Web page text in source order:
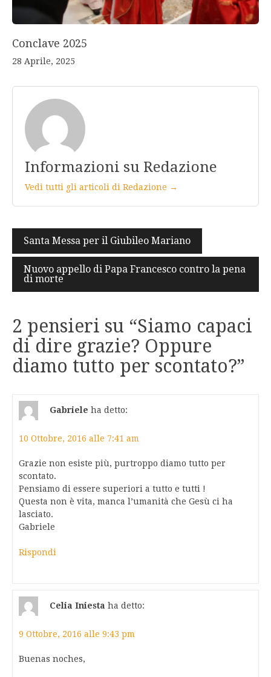
Conclave 2025
28 Aprile, 2025
Informazioni su Redazione
Vedi tutti gli articoli di Redazione →
Navigazione
articoli
Santa Messa per il Giubileo Mariano
Nuovo appello di Papa Francesco contro la pena
di morte
2 pensieri su “Siamo capaci
di dire grazie? Oppure
diamo tutto per scontato?”
Gabriele ha detto:
10 Ottobre, 2016 alle 7:41 am
Grazie non esiste più, purtroppo diamo tutto per
scontato.
Pensiamo di essere superiori a tutto e tutti !
Questa non è vita, manca l’umanità che Gesù ci ha
lasciato.
Gabriele
Rispondi
Celia Iniesta ha detto:
9 Ottobre, 2016 alle 9:43 pm
Buenas noches,